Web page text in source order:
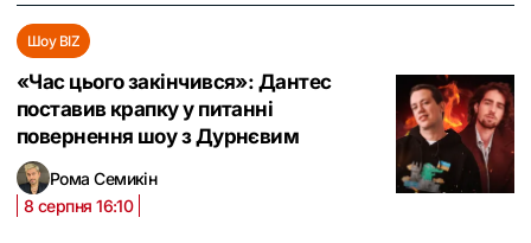
Шоу BIZ
«Час цього закінчився»: Дантес
поставив крапку у питанні
повернення шоу з Дурнєвим
Рома Семикін
8 серпня 16:10